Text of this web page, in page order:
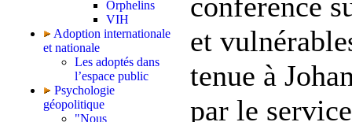
Orphelins
VIH
Adoption internationale
et nationale
Les adoptés dans
l’espace public
Psychologie
géopolitique
"Nous
et
tenue à
par le